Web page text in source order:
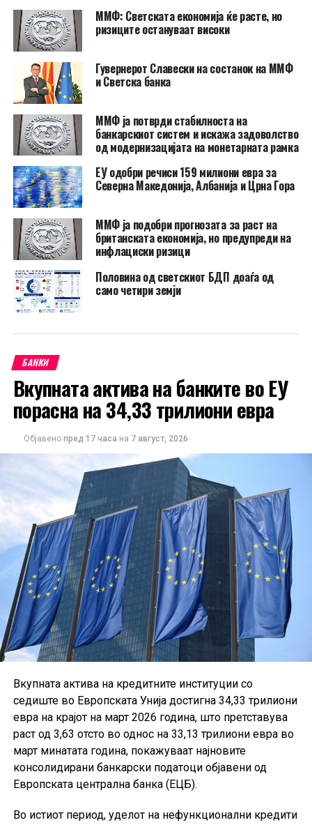
ММФ: Светската економија ќе расте, но
ризиците остануваат високи
Гувернерот Славески на состанок на ММФ
и Светска банка
ММФ ја потврди стабилноста на
банкарскиот систем и искажа задоволство
од модернизацијата на монетарната рамка
ЕУ одобри речиси 159 милиони евра за
Северна Македонија, Албанија и Црна Гора
ММФ ја подобри прогнозата за раст на
британската економија, но предупреди на
инфлациски ризици
Половина од светскиот БДП доаѓа од
само четири земји
БАНКИ
Вкупната актива на банките во ЕУ
порасна на 34,33 трилиони евра
Објавено пред 17 часа на 7 август, 2026
Вкупната актива на кредитните институции со
седиште во Европската Унија достигна 34,33 трилиони
евра на крајот на март 2026 година, што претставува
раст од 3,63 отсто во однос на 33,13 трилиони евра во
март минатата година, покажуваат најновите
консолидирани банкарски податоци објавени од
Европската централна банка (ЕЦБ).
Во истиот период, уделот на нефункционални кредити